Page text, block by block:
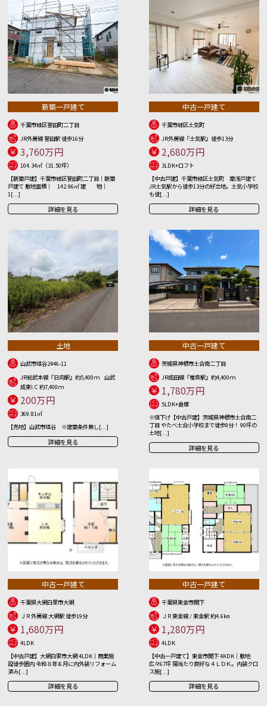
新築一戸建て
千葉市緑区誉田町二丁目
JR外房線 誉田駅 徒歩16分
3,760万円
104.34㎡（31.50坪）
【新築戸建】千葉市緑区誉田町二丁目｜新築
戸建て 敷地面積｜ 142.96㎡ 建 物｜
1[...]
詳細を見る
中古一戸建て
千葉市緑区土気町
JR外房線『土気駅』徒歩13分
2,680万円
3LDK+ロフト
【中古戸建】千葉市緑区土気町 築浅戸建て
JR土気駅から徒歩13分の好立地。土気小学校
も徒[...]
詳細を見る
土地
山武市埴谷2446-11
JR総武本線『日向駅』約5,400ｍ 山武
成東I.C 約7,400ｍ
200万円
369.81㎡
【売地】山武市埴谷 ※建築条件無し[...]
詳細を見る
中古一戸建て
茨城県神栖市土合南二丁目
JR成田線『椎柴駅』約4,400ｍ
1,780万円
5LDK+倉庫
※値下げ【中古戸建】茨城県神栖市土合南二
丁目 やたべ土合小学校まで徒歩8分！ 90坪の
土地[...]
詳細を見る
中古一戸建て
千葉県大網白里市大網
ＪＲ外房線 大網駅 徒歩19分
1,680万円
4LDK
【中古戸建】大網白里市大網 4LDK｜商業施
設徒歩圏内 令和８年６月に内外装リフォーム
済み[...]
詳細を見る
中古一戸建て
千葉県東金市関下
ＪＲ東金線 / 東金駅 約4.6㎞
1,280万円
4LDK
【中古一戸建て】東金市関下 4KDK｜敷地
広々67坪 陽当たり良好な４ＬＤＫ。内装クロ
ス施[...]
詳細を見る